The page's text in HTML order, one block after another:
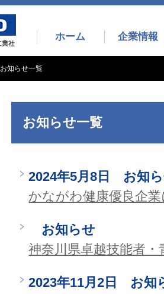
ホーム 企業情報
お知らせ一覧
お知らせ一覧
2024年5月8日 お知
かながわ健康優良企
お知らせ
神奈川県卓越技能者
2023年11月2日 お知